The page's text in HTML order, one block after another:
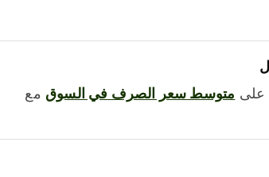
على متوسط ​​سعر الصرف في السوق مع